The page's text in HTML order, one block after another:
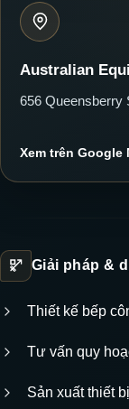
Australian
656 Queensberry
Xem trên Google
Giải pháp &
Thiết kế bếp
Tư vấn quy
Sản xuất thiết